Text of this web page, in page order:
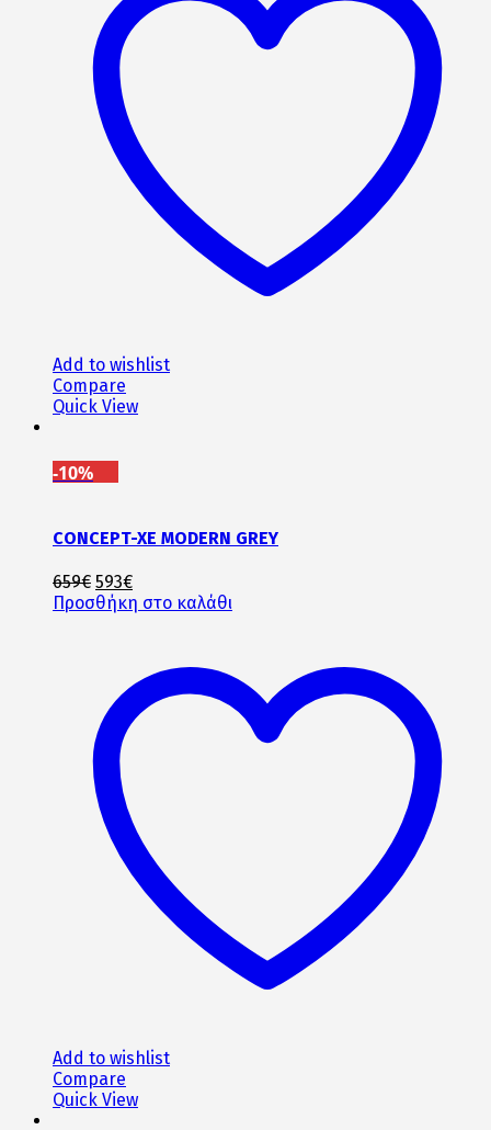
Add to wishlist
Compare
Quick View
-10%
CONCEPT-XE MODERN GREY
659€ Original
price
593€Η
τρέχουσα
593€.
Προσθήκη στο καλάθι
Add to wishlist
Compare
Quick View